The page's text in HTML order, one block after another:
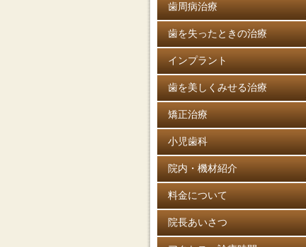
歯周病治療
歯を失ったときの治療
インプラント
歯を美しくみせる治療
矯正治療
小児歯科
院内・機材紹介
料金について
院長あいさつ